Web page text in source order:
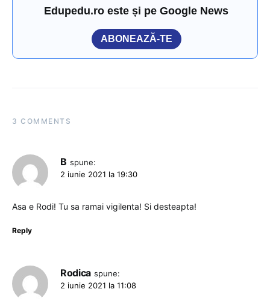
Edupedu.ro este și pe Google News
ABONEAZĂ-TE
3 COMMENTS
B spune:
2 iunie 2021 la 19:30
Asa e Rodi! Tu sa ramai vigilenta! Si desteapta!
Reply
Rodica spune:
2 iunie 2021 la 11:08